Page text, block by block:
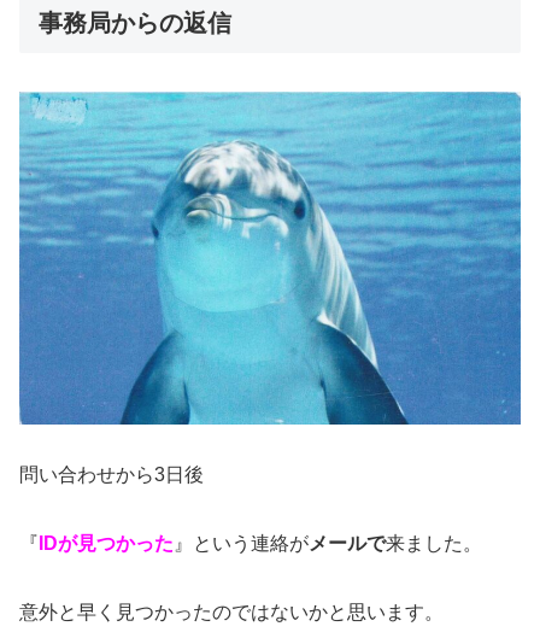
事務局からの返信
問い合わせから3日後
『 IDが見つかった 』という連絡がメールで来ました。
意外と早く見つかったのではないかと思います。